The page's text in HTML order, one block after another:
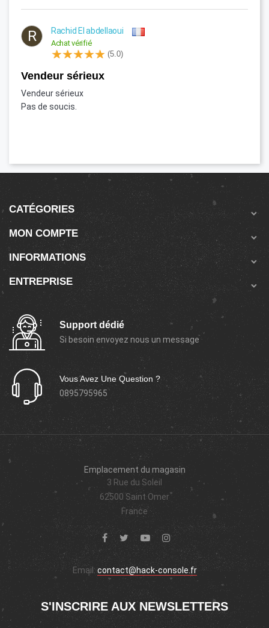
R Rachid El abdellaoui
Achat vérifié
(5.0)
Vendeur sérieux
Vendeur sérieux
Pas de soucis.
CATÉGORIES 
MON COMPTE 
INFORMATIONS 
ENTREPRISE 
Support dédié
Si besoin envoyez nous un message
Vous Avez Une Question ?
0895795965
Emplacement du magasin
3 Rue du Soleil
62500 Saint Omer
France
Email:contact@hack-console.fr
S'INSCRIRE AUX NEWSLETTERS